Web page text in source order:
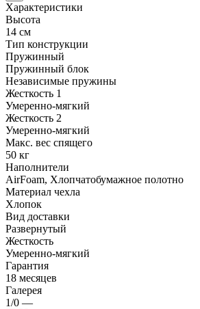
Характеристики
Высота
14 см
Тип конструкции
Пружинный
Пружинный блок
Независимые пружины
Жесткость 1
Умеренно-мягкий
Жесткость 2
Умеренно-мягкий
Макс. вес спящего
50 кг
Наполнители
AirFoam, Хлопчатобумажное полотно
Материал чехла
Хлопок
Вид доставки
Развернутый
Жесткость
Умеренно-мягкий
Гарантия
18 месяцев
Галерея
1/0 —